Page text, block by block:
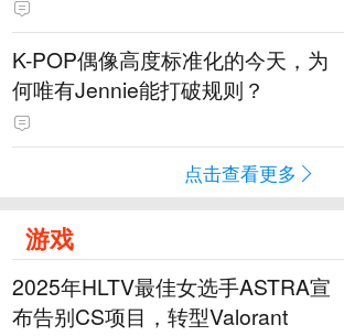
K-POP偶像高度标准化的今天，为
何唯有Jennie能打破规则？
点击查看更多
游戏
2025年HLTV最佳女选手ASTRA宣
布告别CS项目，转型Valorant